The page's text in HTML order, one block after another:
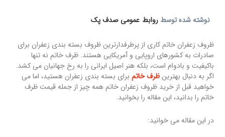
نوشته شده توسطروابط عمومی صدف پک
ظروف زعفران خاتم کاری از پرطرفدارترین ظروف بسته بندی زعفران برای
صادرات به کشورهای اروپایی و آمریکایی هستند. ظرف خاتم نه تنها
باکیفیت و بادوام است، بلکه هنر اصیل ایرانی را به رخ جهانیان می کشد.
اگر به دنبال بهترینظرف خاتم برای بسته بندی زعفران هستید، اما می
خواهید قبل از خرید ظروف زعفران خاتم همه چیز از جمله قیمت ظرف
خاتم را بدانید، این مقاله را بخوانید.
در این مقاله می خوانید: